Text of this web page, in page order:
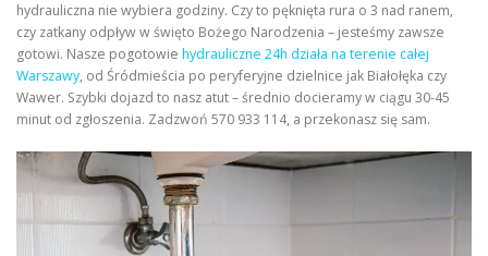
hydrauliczna nie wybiera godziny. Czy to pęknięta rura o 3 nad ranem,
czy zatkany odpływ w święto Bożego Narodzenia – jesteśmy zawsze
gotowi. Nasze pogotowie hydrauliczne 24h działa na terenie całej
Warszawy, od Śródmieścia po peryferyjne dzielnice jak Białołęka czy
Wawer. Szybki dojazd to nasz atut – średnio docieramy w ciągu 30-45
minut od zgłoszenia. Zadzwoń 570 933 114, a przekonasz się sam.